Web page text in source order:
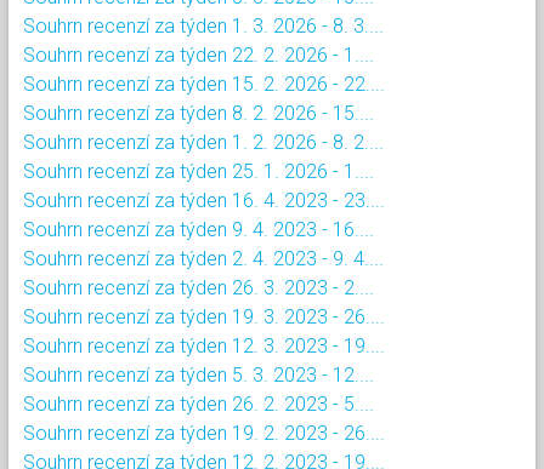
Souhrn recenzí za týden 1. 3. 2026 - 8. 3....
Souhrn recenzí za týden 22. 2. 2026 - 1....
Souhrn recenzí za týden 15. 2. 2026 - 22....
Souhrn recenzí za týden 8. 2. 2026 - 15....
Souhrn recenzí za týden 1. 2. 2026 - 8. 2....
Souhrn recenzí za týden 25. 1. 2026 - 1....
Souhrn recenzí za týden 16. 4. 2023 - 23....
Souhrn recenzí za týden 9. 4. 2023 - 16....
Souhrn recenzí za týden 2. 4. 2023 - 9. 4....
Souhrn recenzí za týden 26. 3. 2023 - 2....
Souhrn recenzí za týden 19. 3. 2023 - 26....
Souhrn recenzí za týden 12. 3. 2023 - 19....
Souhrn recenzí za týden 5. 3. 2023 - 12....
Souhrn recenzí za týden 26. 2. 2023 - 5....
Souhrn recenzí za týden 19. 2. 2023 - 26....
Souhrn recenzí za týden 12. 2. 2023 - 19....